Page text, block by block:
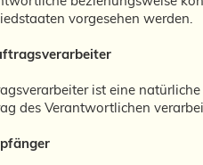
vorgesehen werden.
ist eine
des Verantwortlichen